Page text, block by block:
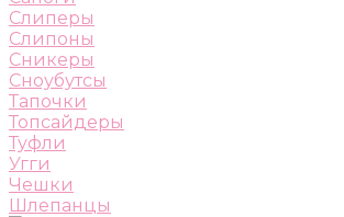
Слиперы
Слипоны
Сникеры
Сноубутсы
Тапочки
Топсайдеры
Туфли
Угги
Чешки
Шлепанцы